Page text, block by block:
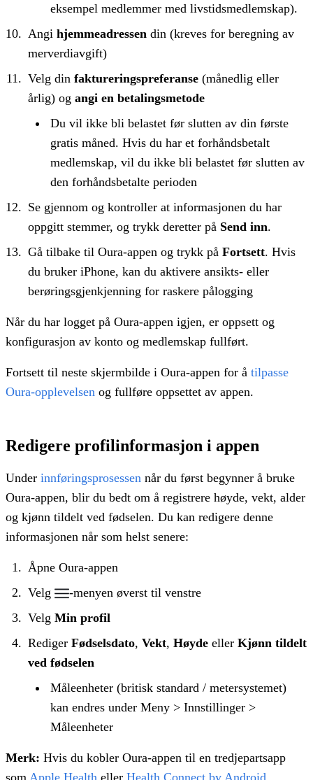
eksempel medlemmer med livstidsmedlemskap).
Angi hjemmeadressen din (kreves for beregning av
merverdiavgift)
Velg din faktureringspreferanse (månedlig eller
årlig) og angi en betalingsmetode
Du vil ikke bli belastet før slutten av din første
gratis måned. Hvis du har et forhåndsbetalt
medlemskap, vil du ikke bli belastet før slutten av
den forhåndsbetalte perioden
Se gjennom og kontroller at informasjonen du har
oppgitt stemmer, og trykk deretter på Send inn.
Gå tilbake til Oura-appen og trykk på Fortsett. Hvis
du bruker iPhone, kan du aktivere ansikts- eller
berøringsgjenkjenning for raskere pålogging
Når du har logget på Oura-appen igjen, er oppsett og
konfigurasjon av konto og medlemskap fullført.
Fortsett til neste skjermbilde i Oura-appen for å tilpasse
Oura-opplevelsen og fullføre oppsettet av appen.
Redigere profilinformasjon i appen
Under innføringsprosessen når du først begynner å bruke
Oura-appen, blir du bedt om å registrere høyde, vekt, alder
og kjønn tildelt ved fødselen. Du kan redigere denne
informasjonen når som helst senere:
Åpne Oura-appen
Velg
-menyen øverst til venstre
Velg Min profil
Rediger Fødselsdato, Vekt, Høyde eller Kjønn tildelt
ved fødselen
Måleenheter (britisk standard / metersystemet)
kan endres under Meny > Innstillinger >
Måleenheter
Merk: Hvis du kobler Oura-appen til en tredjepartsapp
som Apple Health eller Health Connect by Android